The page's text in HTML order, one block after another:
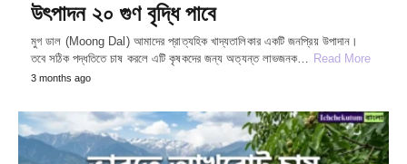
উৎপাদন ২০ গুণ বৃদ্ধি পাবে
মুগ ডাল (Moong Dal) আমাদের প্রাত্যহিক খাদ্যতালিকার একটি জনপ্রিয় উপাদান।
তবে সঠিক পদ্ধতিতে চাষ করলে এটি কৃষকদের জন্য অত্যন্ত লাভজনক… Read More
3 months ago